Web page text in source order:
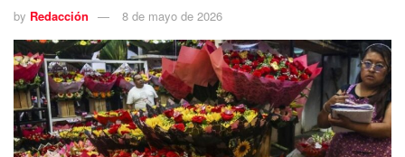
by Redacción 8 de mayo de 2026